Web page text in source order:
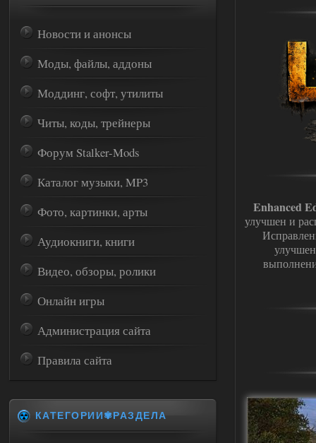
Enhanced
улучшен и
Новости и анонсы
Моды, файлы, аддоны
Моддинг, софт, утилиты
Читы, коды, трейнеры
Форум Stalker-Mods
Каталог музыки, MP3
Фото, картинки, арты
Аудиокниги, книги
Видео, обзоры, ролики
Онлайн игры
Администрация сайта
Правила сайта
КАТЕГОРИИ✾РАЗДЕЛА